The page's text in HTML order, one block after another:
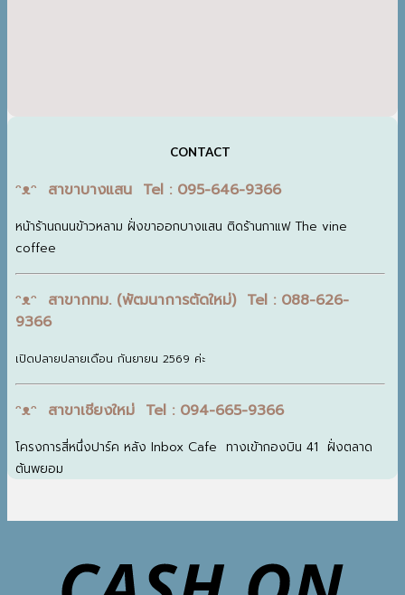
CONTACT
ᵔᴥᵔ สาขาบางแสน Tel : 095-646-9366
หน้าร้านถนนข้าวหลาม ฝั่งขาออกบางแสน ติดร้านกาแฟ The vine
coffee
ᵔᴥᵔ สาขากทม. (พัฒนาการตัดใหม่) Tel : 088-626-
9366
เปิดปลายปลายเดือน กันยายน 2569 ค่ะ
ᵔᴥᵔ สาขาเชียงใหม่ Tel : 094-665-9366
โครงการสี่หนึ่งปาร์ค หลัง Inbox Cafe ทางเข้ากองบิน 41 ฝั่งตลาด
ต้นพยอม